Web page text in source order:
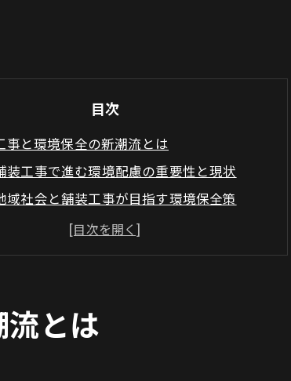
目次
事と環境保全の新潮流とは
装工事で進む環境配慮の重要性と現状
域社会と舗装工事が目指す環境保全策
舗装工事の最新環境配慮技術を解説
市インフラと環境意識の融合事例紹介
慮型舗装工事の最新事例解説
装工事で採用される環境配慮型工法の特徴
とは